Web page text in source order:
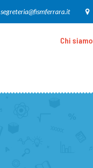
segreteria@fismferrara.it
Chi siamo